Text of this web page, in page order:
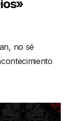
no sé